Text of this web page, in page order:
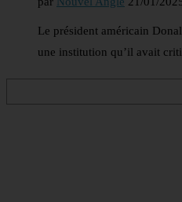
Le président américain
une institution qu’il avait